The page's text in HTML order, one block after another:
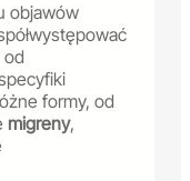
objawów
od
formy, od
migreny,